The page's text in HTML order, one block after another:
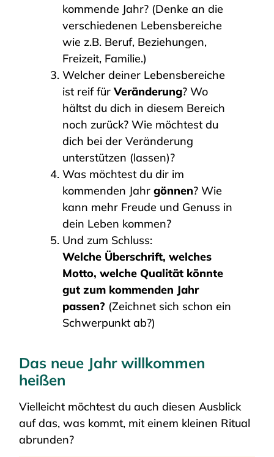
kommende Jahr? (Denke an die
verschiedenen Lebensbereiche
wie z.B. Beruf, Beziehungen,
Freizeit, Familie.)
Welcher deiner Lebensbereiche
ist reif fürVeränderung? Wo
hältst du dich in diesem Bereich
noch zurück? Wie möchtest du
dich bei der Veränderung
unterstützen (lassen)?
Was möchtest du dir im
kommenden Jahrgönnen? Wie
kann mehr Freude und Genuss in
dein Leben kommen?
Und zum Schluss:
Welche Überschrift, welches
Motto, welche Qualität könnte
gut zum kommenden Jahr
passen? (Zeichnet sich schon ein
Schwerpunkt ab?)
Das neue Jahr willkommen
heißen
Vielleicht möchtest du auch diesen Ausblick
auf das, was kommt, mit einem kleinen Ritual
abrunden?